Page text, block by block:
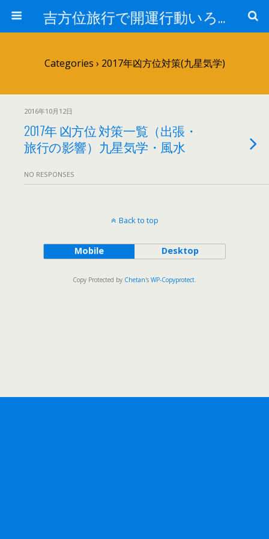
吉方位旅行で開運行動いろは（象意と効果）
Categories › 2017年凶方位対策(九星気学)
2016年10月12日
2017年 凶方位 対策一覧（出張・
旅行の影響）九星気学・風水
NO RESPONSES
Back to top
Mobile Desktop
Copy Protected by Chetan's WP-Copyprotect.